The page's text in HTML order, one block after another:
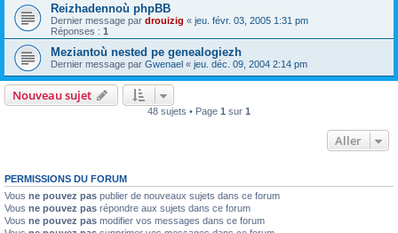
Reizhadennoù phpBB
Dernier message par drouizig « jeu. févr. 03, 2005 1:31 pm
Réponses : 1
Meziantoù nested pe genealogiezh
Dernier message par Gwenael « jeu. déc. 09, 2004 2:14 pm
Nouveau sujet
48 sujets • Page 1 sur 1
Aller
PERMISSIONS DU FORUM
Vous ne pouvez pas publier de nouveaux sujets dans ce forum
Vous ne pouvez pas répondre aux sujets dans ce forum
Vous ne pouvez pas modifier vos messages dans ce forum